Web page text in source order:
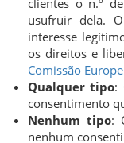
clientes o n.º
usufruir dela.
interesse
os direitos e
Comissão
Qualquer tipo:
consentimento
Nenhum tipo:
nenhum